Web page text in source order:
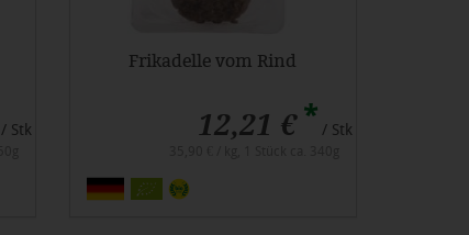
/ Stk
Frikadelle vom Rind
12,21 €* / Stk